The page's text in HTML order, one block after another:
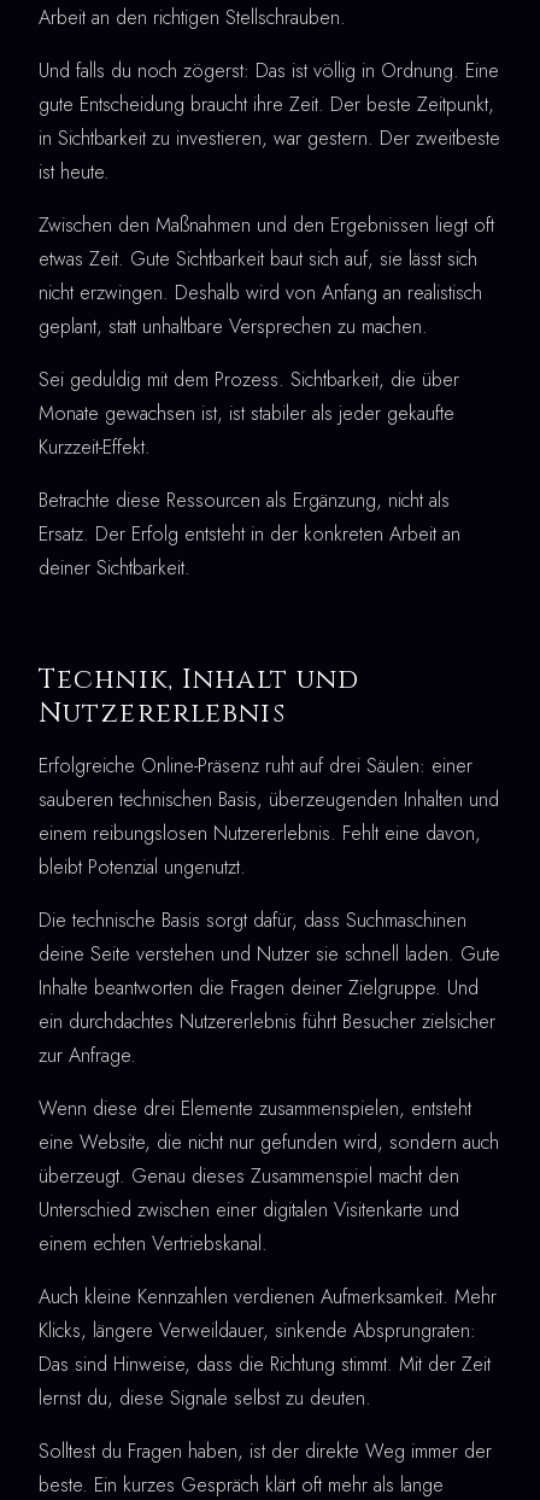
Arbeit an den richtigen Stellschrauben.
Und falls du noch zögerst: Das ist völlig in Ordnung. Eine
gute Entscheidung braucht ihre Zeit. Der beste Zeitpunkt,
in Sichtbarkeit zu investieren, war gestern. Der zweitbeste
ist heute.
Zwischen den Maßnahmen und den Ergebnissen liegt oft
etwas Zeit. Gute Sichtbarkeit baut sich auf, sie lässt sich
nicht erzwingen. Deshalb wird von Anfang an realistisch
geplant, statt unhaltbare Versprechen zu machen.
Sei geduldig mit dem Prozess. Sichtbarkeit, die über
Monate gewachsen ist, ist stabiler als jeder gekaufte
Kurzzeit-Effekt.
Betrachte diese Ressourcen als Ergänzung, nicht als
Ersatz. Der Erfolg entsteht in der konkreten Arbeit an
deiner Sichtbarkeit.
Technik, Inhalt und
Nutzererlebnis
Erfolgreiche Online-Präsenz ruht auf drei Säulen: einer
sauberen technischen Basis, überzeugenden Inhalten und
einem reibungslosen Nutzererlebnis. Fehlt eine davon,
bleibt Potenzial ungenutzt.
Die technische Basis sorgt dafür, dass Suchmaschinen
deine Seite verstehen und Nutzer sie schnell laden. Gute
Inhalte beantworten die Fragen deiner Zielgruppe. Und
ein durchdachtes Nutzererlebnis führt Besucher zielsicher
zur Anfrage.
Wenn diese drei Elemente zusammenspielen, entsteht
eine Website, die nicht nur gefunden wird, sondern auch
überzeugt. Genau dieses Zusammenspiel macht den
Unterschied zwischen einer digitalen Visitenkarte und
einem echten Vertriebskanal.
Auch kleine Kennzahlen verdienen Aufmerksamkeit. Mehr
Klicks, längere Verweildauer, sinkende Absprungraten:
Das sind Hinweise, dass die Richtung stimmt. Mit der Zeit
lernst du, diese Signale selbst zu deuten.
Solltest du Fragen haben, ist der direkte Weg immer der
beste. Ein kurzes Gespräch klärt oft mehr als lange